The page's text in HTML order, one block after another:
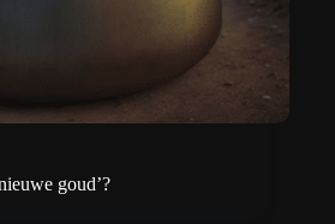
goud’?